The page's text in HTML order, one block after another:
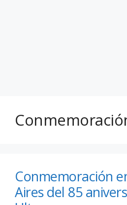
Conmemoración
Aires del 85